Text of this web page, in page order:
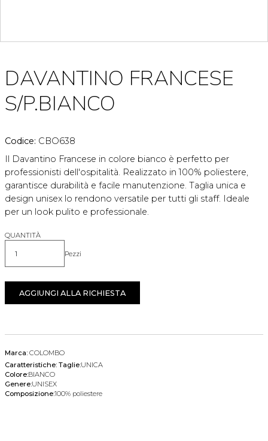
DAVANTINO FRANCESE
S/P.BIANCO
Codice: CBO638
Il Davantino Francese in colore bianco è perfetto per
professionisti dell'ospitalità. Realizzato in 100% poliestere,
garantisce durabilità e facile manutenzione. Taglia unica e
design unisex lo rendono versatile per tutti gli staff. Ideale
per un look pulito e professionale.
QUANTITÀ
Quantità Pezzi
AGGIUNGI ALLA RICHIESTA
Marca: COLOMBO
Caratteristiche: Taglie:UNICA
Colore:BIANCO
Genere:UNISEX
Composizione:100% poliestere